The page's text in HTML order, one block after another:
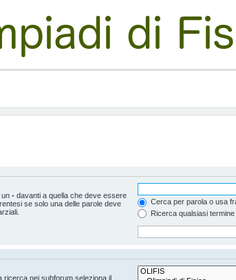
un - davanti a quella che deve essere
se solo una delle parole deve
Cerca per parola o usa
Ricerca qualsiasi termine
ricerca nei subforum seleziona il